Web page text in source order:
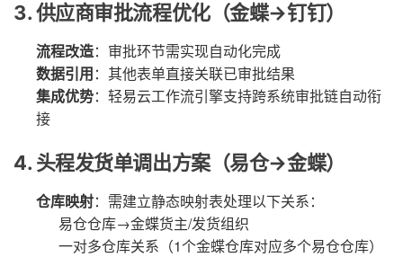
3. 供应商审批流程优化（金蝶→钉钉）
流程改造：审批环节需实现自动化完成
数据引用：其他表单直接关联已审批结果
集成优势：轻易云工作流引擎支持跨系统审批链自动衔
接
4. 头程发货单调出方案（易仓→金蝶）
仓库映射：需建立静态映射表处理以下关系：
易仓仓库→金蝶货主/发货组织
一对多仓库关系（1个金蝶仓库对应多个易仓仓库）